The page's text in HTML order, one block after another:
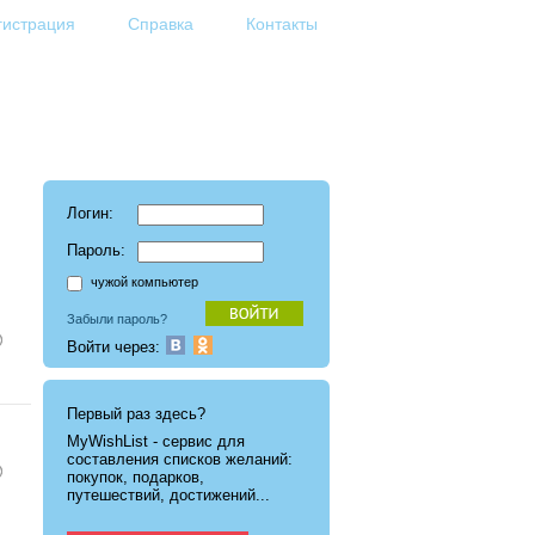
Справка Контакты
Логин:
Пароль:
чужой компьютер
Забыли пароль?
Войти через:
Первый раз здесь?
MyWishList - cервис для
составления списков желаний:
покупок, подарков,
путешествий, достижений...